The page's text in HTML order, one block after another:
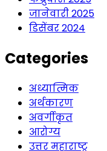
जानेवारी 2025
डिसेंबर 2024
Categories
अध्यात्मिक
अर्थकारण
अवर्गीकृत
आरोग्य
उत्तर महाराष्ट्र